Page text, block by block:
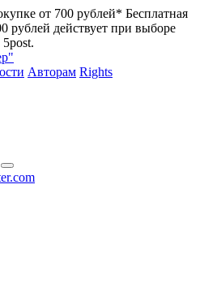
от 700 рублей* Бесплатная
рублей действует при выборе
Авторам Rights